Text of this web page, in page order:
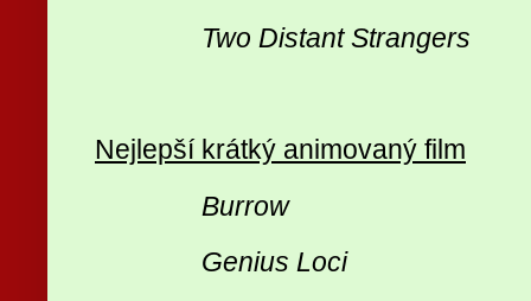
Two Distant Strangers
Nejlepší krátký animovaný film
Burrow
Genius Loci